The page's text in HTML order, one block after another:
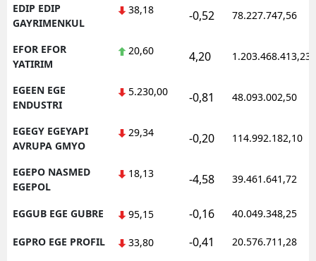
EDIP EDIP
GAYRIMENKUL
38,18 -0,52 78.227.747,56
EFOR EFOR
YATIRIM
20,60 4,20 1.203.468.413,23
EGEEN EGE
ENDUSTRI
5.230,00 -0,81 48.093.002,50
EGEGY EGEYAPI
AVRUPA GMYO
29,34 -0,20 114.992.182,10
EGEPO NASMED
EGEPOL
18,13 -4,58 39.461.641,72
EGGUB EGE GUBRE 95,15 -0,16 40.049.348,25
EGPRO EGE PROFIL 33,80 -0,41 20.576.711,28